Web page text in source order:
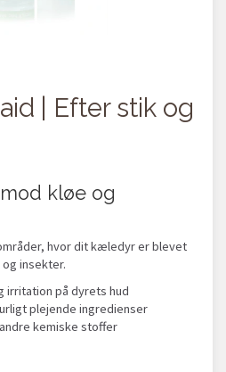
| Efter stik og
kløe og
hvor dit kæledyr er blevet
insekter.
irritation på dyrets hud
plejende ingredienser
kemiske stoffer